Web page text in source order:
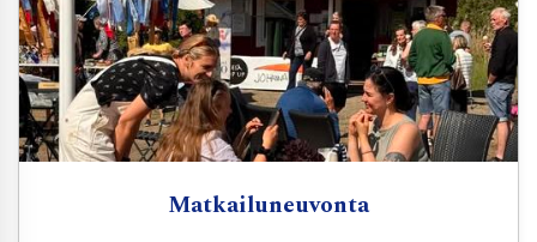
Matkailuneuvonta